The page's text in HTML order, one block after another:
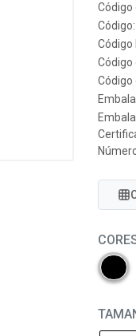
Código
Código
Código
Código